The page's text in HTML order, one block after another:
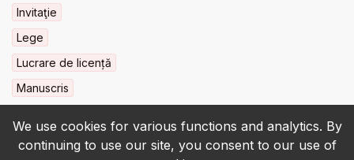
We use cookies for various functions and analytics. By
continuing to use our site, you consent to our use of
Invitaţie
Lege
Lucrare de licență
Manuscris